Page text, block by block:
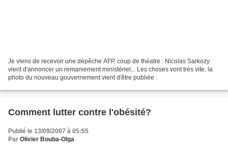
Je viens de recevoir une dépêche AFP, coup de théatre : Nicolas Sarkozy
vient d'annoncer un remaniement ministériel... Les choses vont très vite, la
photo du nouveau gouvernement vient d'être publiée :
Comment lutter contre l'obésité?
Publié le 13/09/2007 à 05:55
Par Olivier Bouba-Olga